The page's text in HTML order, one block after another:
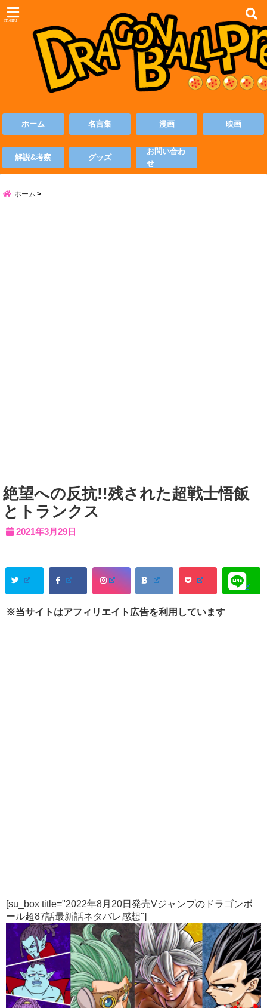
menu
ホーム 名言集 漫画 映画
解説&考察 グッズ
お問い合わ
せ
ホーム
絶望への反抗!!残された超戦士悟飯
とトランクス
2021年3月29日
※当サイトはアフィリエイト広告を利用しています
[su_box title="2022年8月20日発売Vジャンプのドラゴンボ
ール超87話最新話ネタバレ感想"]